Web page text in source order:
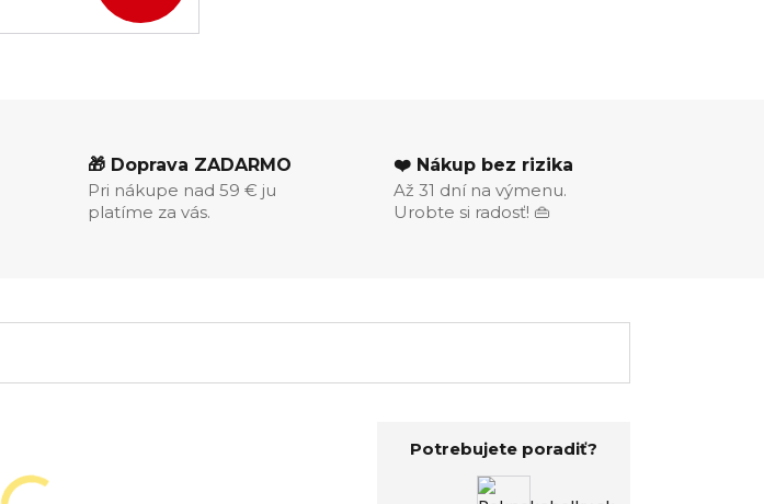
🎁 Doprava ZADARMO
Pri nákupe nad 59 € ju
platíme za vás.
❤️ Nákup bez rizika
Až 31 dní na výmenu.
Urobte si radosť! 👜
Potrebujete poradiť?